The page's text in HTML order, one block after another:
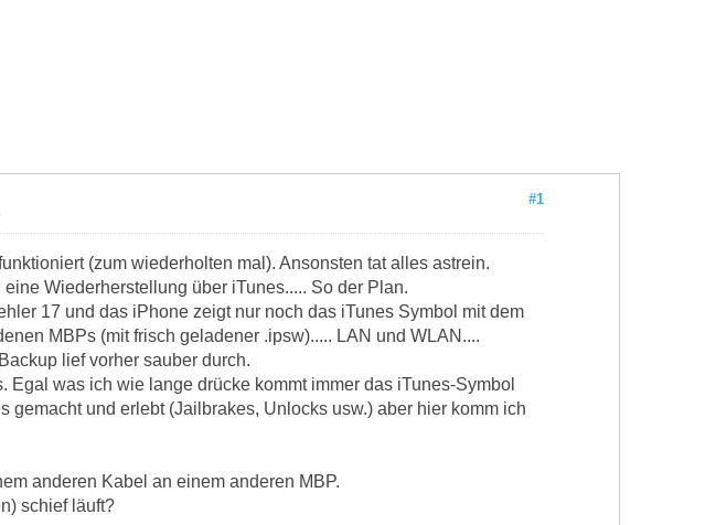
#1
(zum wiederholten mal). Ansonsten tat alles astrein.
Wiederherstellung über iTunes..... So der Plan.
17 und das iPhone zeigt nur noch das iTunes Symbol mit dem
MBPs (mit frisch geladener .ipsw)..... LAN und WLAN....
lief vorher sauber durch.
was ich wie lange drücke kommt immer das iTunes-Symbol
und erlebt (Jailbrakes, Unlocks usw.) aber hier komm ich
anderen Kabel an einem anderen MBP.
schief läuft?